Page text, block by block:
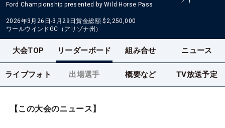
Ford Championship presented by Wild Horse Pass
2026年3月26日-3月29日賞金総額 $2,250,000
ワールウインドGC（アリゾナ州）
大会TOP リーダーボード 組み合せ ニュース
ライブフォト 出場選手 概要など TV放送予定
【この大会のニュース】